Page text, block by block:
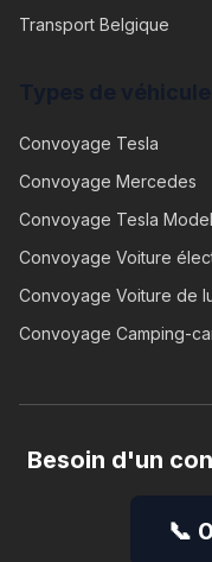
Transport Belgique
Convoyage Tesla
Convoyage Mercedes
Convoyage Tesla
Convoyage Voiture
Convoyage Voiture de
Convoyage Camping-
Besoin d'un
📞